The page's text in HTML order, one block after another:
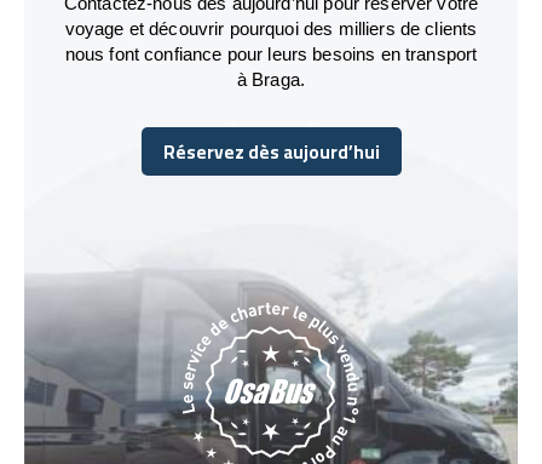
voyage et découvrir pourquoi des milliers de clients
nous font confiance pour leurs besoins en transport
à Braga.
Réservez dès aujourd’hui
Réservez dès aujourd’hui